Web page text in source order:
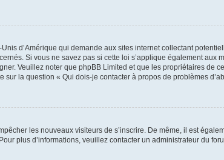
d’Amérique qui demande aux sites internet collectant
Si vous ne savez pas si cette loi s’applique également aux
Veuillez noter que phpBB Limited et que les propriétaires de
la question « Qui dois-je contacter à propos de problèmes
les nouveaux visiteurs de s’inscrire. De même, il est
plus d’informations, veuillez contacter un administrateur du